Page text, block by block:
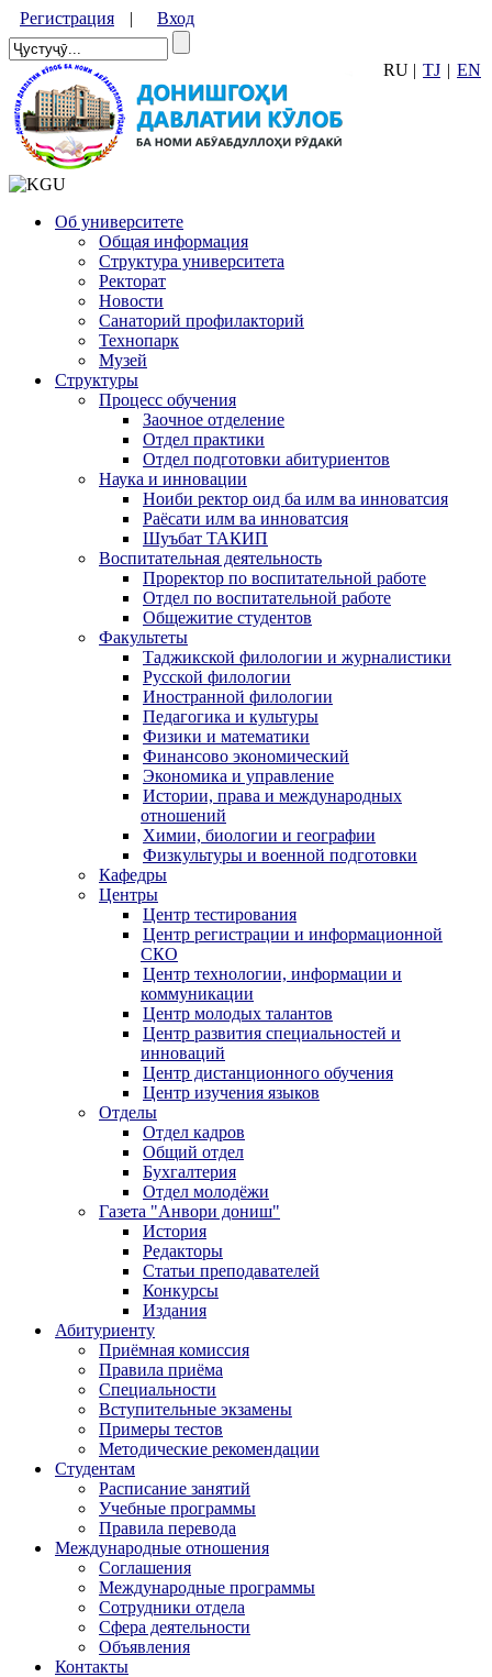
Регистрация | Вход
RU | TJ | EN
Об университете
Общая информация
Структура университета
Ректорат
Новости
Санаторий профилакторий
Технопарк
Музей
Структуры
Процесс обучения
Заочное отделение
Отдел практики
Отдел подготовки абитуриентов
Наука и инновации
Ноиби ректор оид ба илм ва инноватсия
Раёсати илм ва инноватсия
Шуъбат ТАКИП
Воспитательная деятельность
Проректор по воспитательной работе
Отдел по воспитательной работе
Общежитие студентов
Факультеты
Таджикской филологии и журналистики
Русской филологии
Иностранной филологии
Педагогика и культуры
Физики и математики
Финансово экономический
Экономика и управление
Истории, права и международных
отношений
Химии, биологии и географии
Физкультуры и военной подготовки
Кафедры
Центры
Центр тестирования
Центр регистрации и информационной
СКО
Центр технологии, информации и
коммуникации
Центр молодых талантов
Центр развития специальностей и
инноваций
Центр дистанционного обучения
Центр изучения языков
Отделы
Отдел кадров
Общий отдел
Бухгалтерия
Отдел молодёжи
Газета "Анвори дониш"
История
Редакторы
Статьи преподавателей
Конкурсы
Издания
Абитуриенту
Приёмная комиссия
Правила приёма
Специальности
Вступительные экзамены
Примеры тестов
Методические рекомендации
Студентам
Расписание занятий
Учебные программы
Правила перевода
Международные отношения
Соглашения
Международные программы
Сотрудники отдела
Сфера деятельности
Объявления
Контакты